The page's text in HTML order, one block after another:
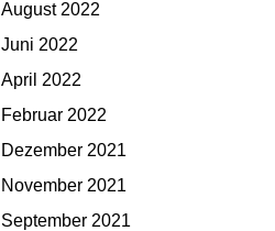
August 2022
Juni 2022
April 2022
Februar 2022
Dezember 2021
November 2021
September 2021